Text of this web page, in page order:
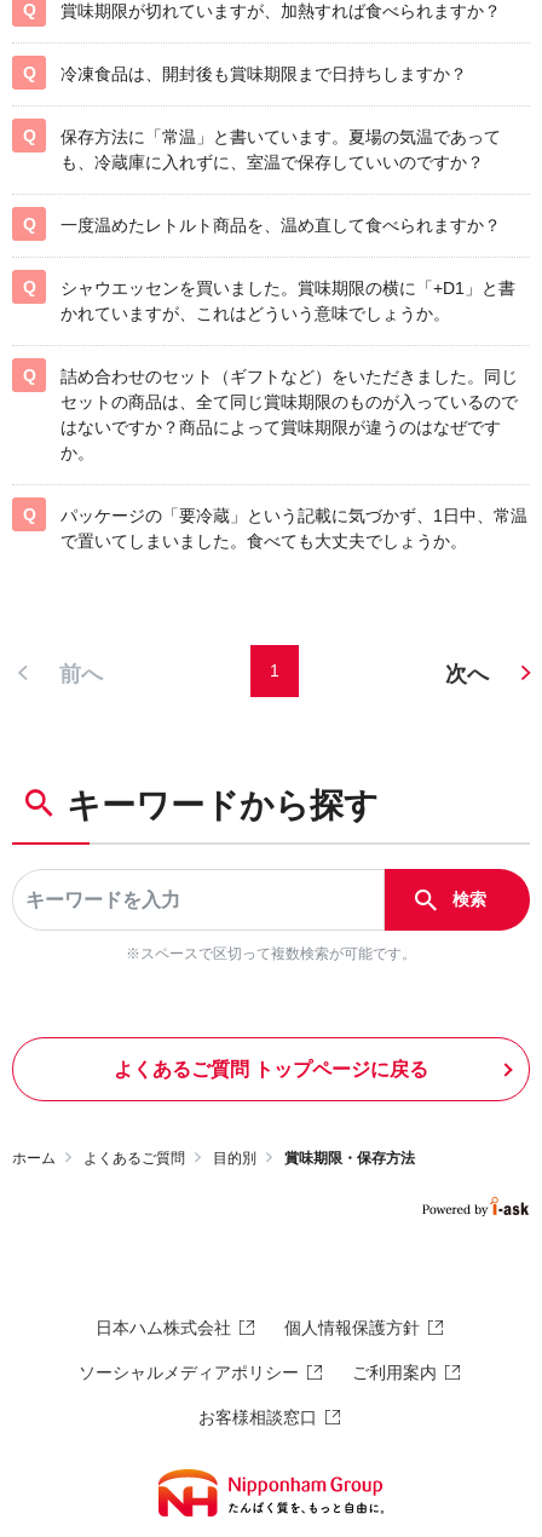
賞味期限が切れていますが、加熱すれば食べられますか？
冷凍食品は、開封後も賞味期限まで日持ちしますか？
保存方法に「常温」と書いています。夏場の気温であって
も、冷蔵庫に入れずに、室温で保存していいのですか？
一度温めたレトルト商品を、温め直して食べられますか？
シャウエッセンを買いました。賞味期限の横に「+D1」と書
かれていますが、これはどういう意味でしょうか。
詰め合わせのセット（ギフトなど）をいただきました。同じ
セットの商品は、全て同じ賞味期限のものが入っているので
はないですか？商品によって賞味期限が違うのはなぜです
か。
パッケージの「要冷蔵」という記載に気づかず、1日中、常温
で置いてしまいました。食べても大丈夫でしょうか。
前へ 1 次へ
キーワードから探す
※スペースで区切って複数検索が可能です。
よくあるご質問 トップページに戻る
ホーム よくあるご質問 目的別 賞味期限・保存方法
日本ハム株式会社 個人情報保護方針
ソーシャルメディアポリシー ご利用案内
お客様相談窓口